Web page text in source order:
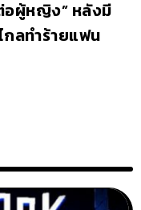
อผู้หญิง” หลังมี
กลทำร้ายแฟน